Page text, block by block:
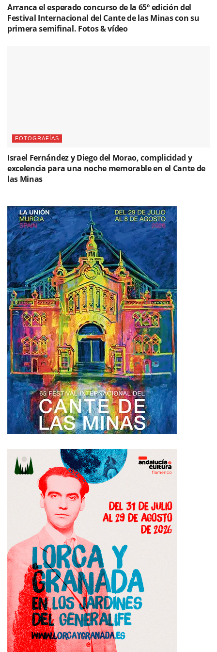
Arranca el esperado concurso de la 65º edición del
Festival Internacional del Cante de las Minas con su
primera semifinal. Fotos & vídeo
FOTOGRAFÍAS
Israel Fernández y Diego del Morao, complicidad y
excelencia para una noche memorable en el Cante de
las Minas